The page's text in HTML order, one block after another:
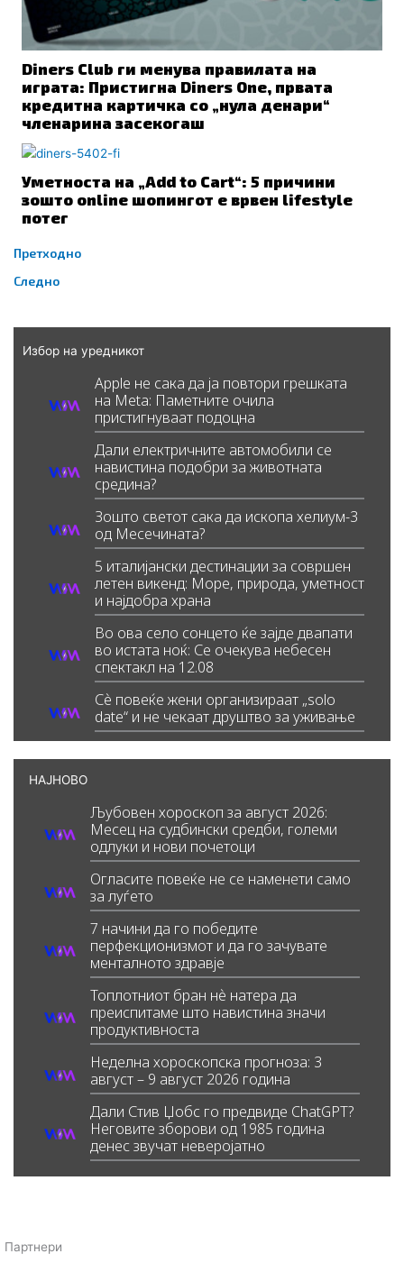
Diners Club ги менува правилата на
играта: Пристигна Diners One, првата
кредитна картичка со „нула денари“
членарина засекогаш
Уметноста на „Add to Cart“: 5 причини
зошто online шопингот е врвен lifestyle
потег
Prev
Претходно
Следно
Next
Избор на уредникот
Apple не сака да ја повтори грешката
на Meta: Паметните очила
пристигнуваат подоцна
Дали електричните автомобили се
навистина подобри за животната
средина?
Зошто светот сака да ископа хелиум-3
од Месечината?
5 италијански дестинации за совршен
летен викенд: Море, природа, уметност
и најдобра храна
Во ова село сонцето ќе зајде двапати
во истата ноќ: Се очекува небесен
спектакл на 12.08
Сè повеќе жени организираат „solo
date“ и не чекаат друштво за уживање
НАЈНОВО
Љубовен хороскоп за август 2026:
Месец на судбински средби, големи
одлуки и нови почетоци
Огласите повеќе не се наменети само
за луѓето
7 начини да го победите
перфекционизмот и да го зачувате
менталното здравје
Топлотниот бран нè натера да
преиспитаме што навистина значи
продуктивноста
Неделна хороскопска прогноза: 3
август – 9 август 2026 година
Дали Стив Џобс го предвиде ChatGPT?
Неговите зборови од 1985 година
денес звучат неверојатно
Партнери